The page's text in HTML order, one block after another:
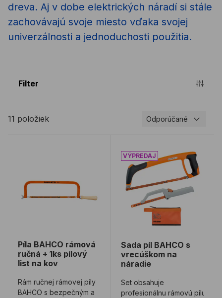
dreva. Aj v dobe elektrických náradí si stále
zachovávajú svoje miesto vďaka svojej
univerzálnosti a jednoduchosti použitia.
Filter
11 položiek Odporúčané
Píla BAHCO rámová ručná + 1ks pílový list na kov
Píla BAHCO rámová
ručná + 1ks pílový
list na kov
Rám ručnej rámovej píly
BAHCO s bezpečným a
Sada píl BAHCO s
Sada píl BAHCO s
vrecúškom na
náradie
Set obsahuje
profesionálnu rámovú pílu